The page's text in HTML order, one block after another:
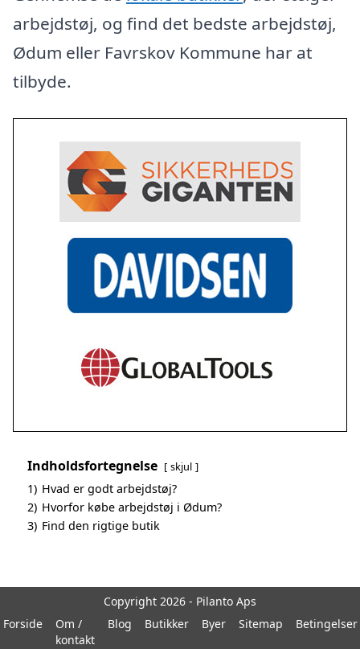
arbejdstøj, og find det bedste arbejdstøj,
Ødum eller Favrskov Kommune har at
tilbyde.
Indholdsfortegnelse skjul
1) Hvad er godt arbejdstøj?
2) Hvorfor købe arbejdstøj i Ødum?
3) Find den rigtige butik
Copyright 2026 - Pilanto Aps
Forside
Om /
kontakt
Blog Butikker Byer Sitemap Betingelser